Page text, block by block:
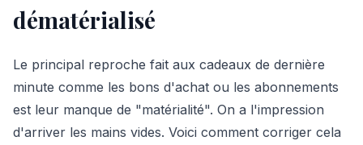
dématérialisé
Le principal reproche fait aux cadeaux de dernière
minute comme les bons d'achat ou les abonnements
est leur manque de "matérialité". On a l'impression
d'arriver les mains vides. Voici comment corriger cela